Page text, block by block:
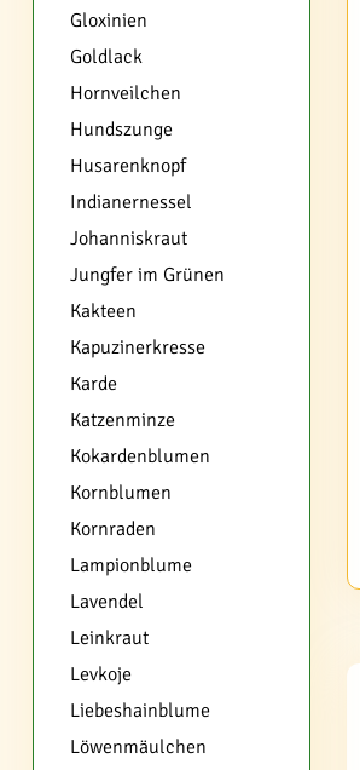
Gloxinien
Goldlack
Hornveilchen
Hundszunge
Husarenknopf
Indianernessel
Johanniskraut
Jungfer im Grünen
Kakteen
Kapuzinerkresse
Karde
Katzenminze
Kokardenblumen
Kornblumen
Kornraden
Lampionblume
Lavendel
Leinkraut
Levkoje
Liebeshainblume
Löwenmäulchen